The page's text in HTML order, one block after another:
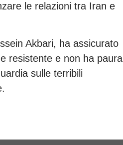
le relazioni tra Iran e
Akbari, ha assicurato
resistente e non ha paura
sulle terribili